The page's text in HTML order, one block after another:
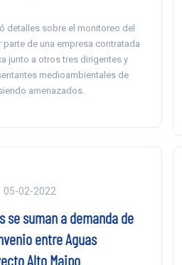
detalles sobre el monitoreo del
de una empresa contratada
junto a otros tres dirigentes y
medioambientales de
amenazados.
05-02-2022
se suman a demanda de
entre Aguas
Alto Maipo